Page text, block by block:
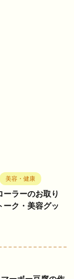
美容・健康
ーラーのお取り
ク・美容グッ